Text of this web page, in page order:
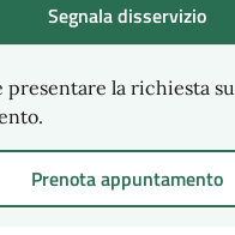
Segnala disservizio
presentare la richiesta su
Prenota appuntamento